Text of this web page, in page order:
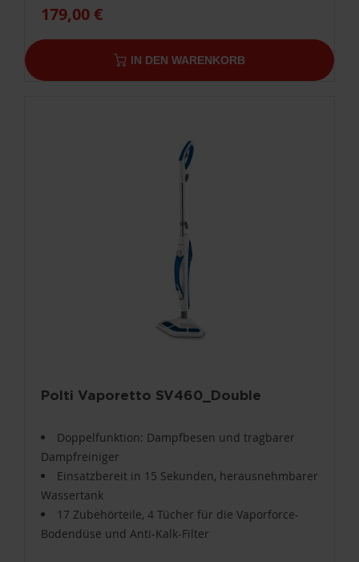
179,00 €
IN DEN WARENKORB
Polti Vaporetto SV460_Double
Doppelfunktion: Dampfbesen und tragbarer
Dampfreiniger
Einsatzbereit in 15 Sekunden, herausnehmbarer
Wassertank
17 Zubehörteile, 4 Tücher für die Vaporforce-
Bodendüse und Anti-Kalk-Filter